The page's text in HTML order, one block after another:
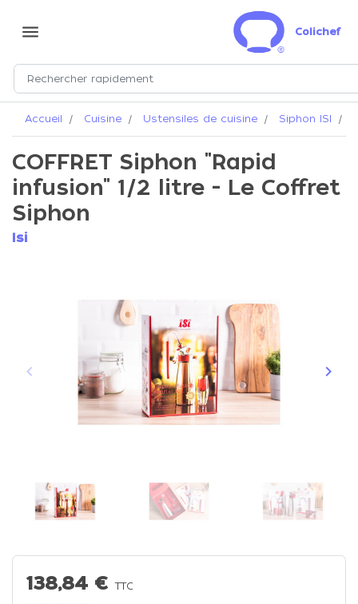
menu Colichef
Accueil Cuisine Ustensiles de cuisine Siphon ISI
COFFRET Siphon "Rapid
infusion" 1/2 litre - Le Coffret
Siphon
Isi
Précédent
keyboard_arrow_left keyboard_arrow_right
138,84 €TTC